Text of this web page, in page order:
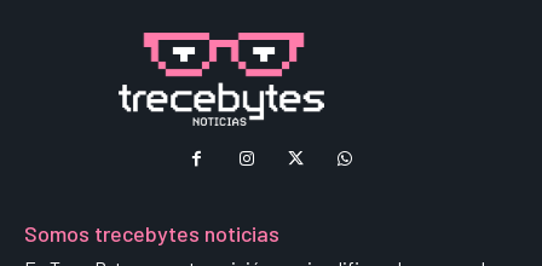
Somos trecebytes noticias